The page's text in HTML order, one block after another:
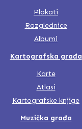
Plakati
Razglednice
Albumi
Kartografska građa
Karte
Atlasi
Kartografske knjige
Muzička građa